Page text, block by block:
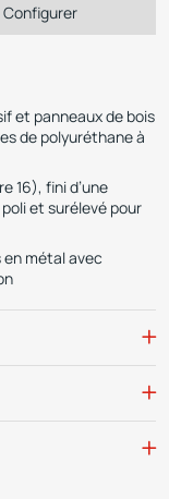
Configurer
et panneaux de bois
de polyuréthane à
16), fini d’une
et surélevé pour
métal avec